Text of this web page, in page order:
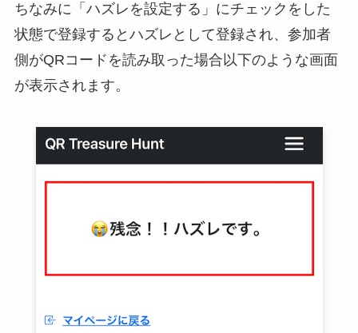
ちなみに「ハズレを設定する」にチェックをした
状態で登録するとハズレとして登録され、参加者
側がQRコードを読み取った場合以下のような画面
が表示されます。